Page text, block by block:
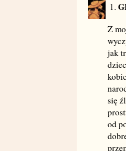
1.
Z
jak
się
od